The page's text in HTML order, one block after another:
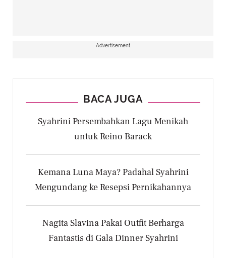
Advertisement
BACA JUGA
Syahrini Persembahkan Lagu Menikah
untuk Reino Barack
Kemana Luna Maya? Padahal Syahrini
Mengundang ke Resepsi Pernikahannya
Nagita Slavina Pakai Outfit Berharga
Fantastis di Gala Dinner Syahrini